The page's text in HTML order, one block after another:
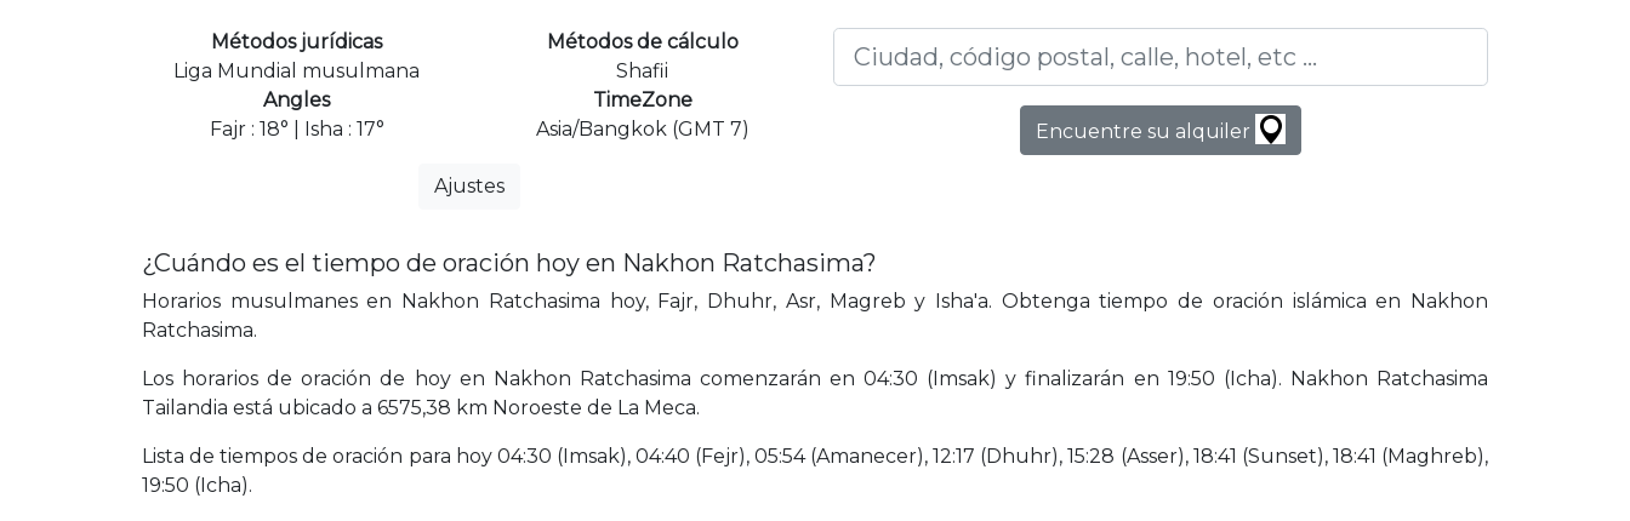
Métodos jurídicas
Liga Mundial musulmana
Métodos de cálculo
Shafii
Angles
Fajr : 18° | Isha : 17°
TimeZone
Asia/Bangkok (GMT 7)
Ajustes
Encuentre su alquiler
¿Cuándo es el tiempo de oración hoy en Nakhon Ratchasima?
Horarios musulmanes en Nakhon Ratchasima hoy, Fajr, Dhuhr, Asr, Magreb y Isha'a. Obtenga tiempo de oración islámica en Nakhon
Ratchasima.
Los horarios de oración de hoy en Nakhon Ratchasima comenzarán en 04:30 (Imsak) y finalizarán en 19:50 (Icha). Nakhon Ratchasima
Tailandia está ubicado a 6575,38 km Noroeste de La Meca.
Lista de tiempos de oración para hoy 04:30 (Imsak), 04:40 (Fejr), 05:54 (Amanecer), 12:17 (Dhuhr), 15:28 (Asser), 18:41 (Sunset), 18:41 (Maghreb),
19:50 (Icha).